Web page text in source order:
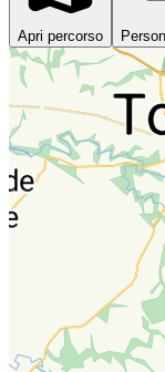
Apri percorso